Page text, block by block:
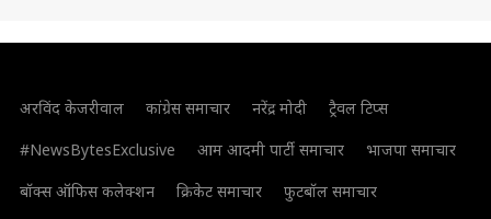
अरविंद केजरीवाल कांग्रेस समाचार नरेंद्र मोदी
ट्रैवल टिप्स
#NewsBytesExclusive
आम आदमी पार्टी समाचार
भाजपा समाचार
बॉक्स ऑफिस कलेक्शन
क्रिकेट समाचार
फुटबॉल समाचार